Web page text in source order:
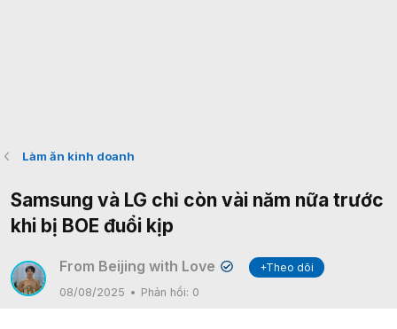
Làm ăn kinh doanh
Samsung và LG chỉ còn vài năm nữa trước
khi bị BOE đuổi kịp
From Beijing with Love ✔
+Theo dõi
08/08/2025
Phản hồi: 0